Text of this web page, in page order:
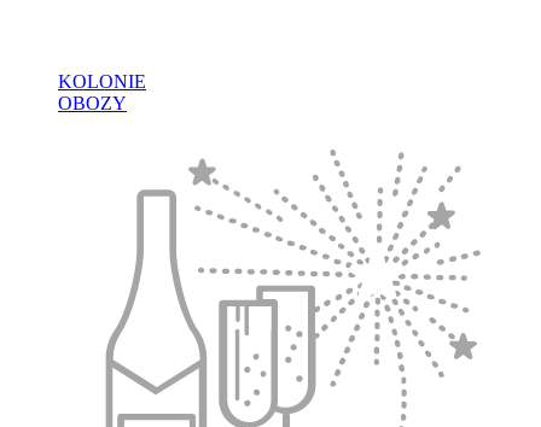
KOLONIE
OBOZY